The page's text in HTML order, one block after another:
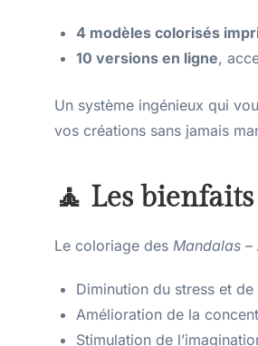
4 modèles colorisés
10 versions en ligne,
Un système ingénieux qui
vos créations sans jamais
🧘 Les
Le coloriage des Mandalas –
Diminution du stress et de
Amélioration de la
Stimulation de